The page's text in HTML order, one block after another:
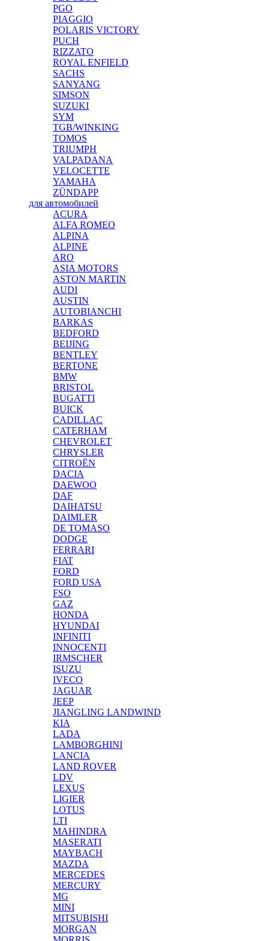
PGO
PIAGGIO
POLARIS VICTORY
PUCH
RIZZATO
ROYAL ENFIELD
SACHS
SANYANG
SIMSON
SUZUKI
SYM
TGB/WINKING
TOMOS
TRIUMPH
VALPADANA
VELOCETTE
YAMAHA
ZÜNDAPP
для автомобилей
ACURA
ALFA ROMEO
ALPINA
ALPINE
ARO
ASIA MOTORS
ASTON MARTIN
AUDI
AUSTIN
AUTOBIANCHI
BARKAS
BEDFORD
BEIJING
BENTLEY
BERTONE
BMW
BRISTOL
BUGATTI
BUICK
CADILLAC
CATERHAM
CHEVROLET
CHRYSLER
CITROËN
DACIA
DAEWOO
DAF
DAIHATSU
DAIMLER
DE TOMASO
DODGE
FERRARI
FIAT
FORD
FORD USA
FSO
GAZ
HONDA
HYUNDAI
INFINITI
INNOCENTI
IRMSCHER
ISUZU
IVECO
JAGUAR
JEEP
JIANGLING LANDWIND
KIA
LADA
LAMBORGHINI
LANCIA
LAND ROVER
LDV
LEXUS
LIGIER
LOTUS
LTI
MAHINDRA
MASERATI
MAYBACH
MAZDA
MERCEDES
MERCURY
MG
MINI
MITSUBISHI
MORGAN